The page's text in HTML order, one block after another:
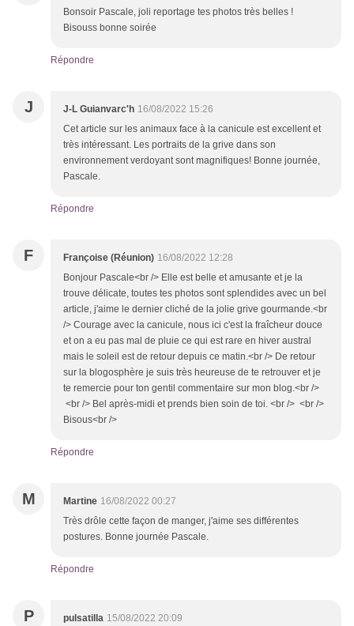
Bonsoir Pascale, joli reportage tes photos très belles !
Bisouss bonne soirée
Répondre
J J-L Guianvarc'h 16/08/2022 15:26
Cet article sur les animaux face à la canicule est excellent et
très intéressant. Les portraits de la grive dans son
environnement verdoyant sont magnifiques! Bonne journée,
Pascale.
Répondre
F Françoise (Réunion) 16/08/2022 12:28
Bonjour Pascale<br /> Elle est belle et amusante et je la
trouve délicate, toutes tes photos sont splendides avec un bel
article, j'aime le dernier cliché de la jolie grive gourmande.<br
/> Courage avec la canicule, nous ici c'est la fraîcheur douce
et on a eu pas mal de pluie ce qui est rare en hiver austral
mais le soleil est de retour depuis ce matin.<br /> De retour
sur la blogosphère je suis très heureuse de te retrouver et je
te remercie pour ton gentil commentaire sur mon blog.<br />
<br /> Bel après-midi et prends bien soin de toi. <br /> <br />
Bisous<br />
Répondre
M Martine 16/08/2022 00:27
Très drôle cette façon de manger, j'aime ses différentes
postures. Bonne journée Pascale.
Répondre
P pulsatilla 15/08/2022 20:09